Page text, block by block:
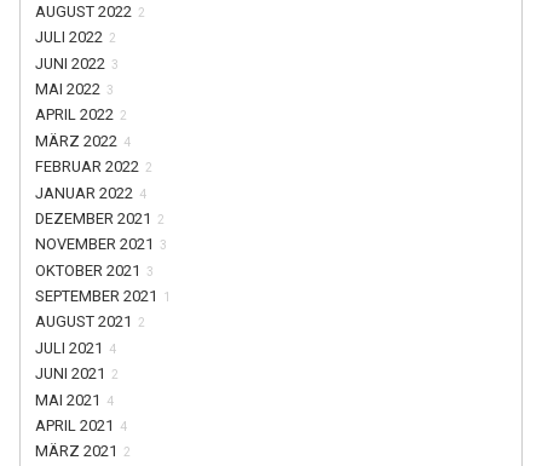
AUGUST 2022 2
JULI 2022 2
JUNI 2022 3
MAI 2022 3
APRIL 2022 2
MÄRZ 2022 4
FEBRUAR 2022 2
JANUAR 2022 4
DEZEMBER 2021 2
NOVEMBER 2021 3
OKTOBER 2021 3
SEPTEMBER 2021 1
AUGUST 2021 2
JULI 2021 4
JUNI 2021 2
MAI 2021 4
APRIL 2021 4
MÄRZ 2021 2